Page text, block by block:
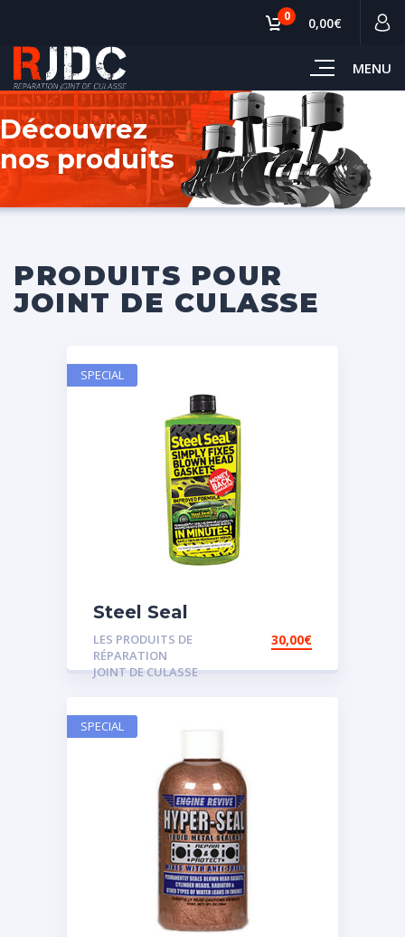
MENU
0 0,00€
Découvrez
nos produits
PRODUITS POUR
JOINT DE CULASSE
Steel Seal
LES PRODUITS DE
RÉPARATION
JOINT DE CULASSE
30,00€
SPECIAL
SPECIAL